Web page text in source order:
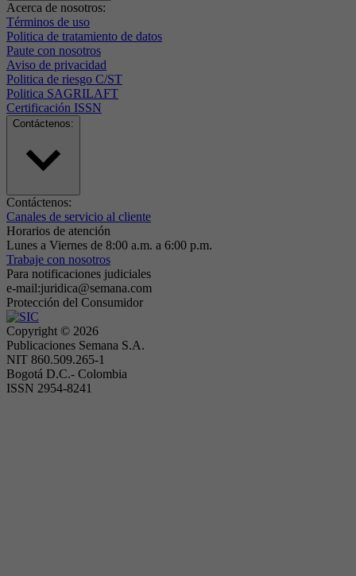
Acerca de nosotros:
Términos de uso
Politica de tratamiento de datos
Paute con nosotros
Aviso de privacidad
Politica de riesgo C/ST
Politica SAGRILAFT
Certificación ISSN
Contáctenos:
Contáctenos:
Canales de servicio al cliente
Horarios de atención
Lunes a Viernes de 8:00 a.m. a 6:00 p.m.
Trabaje con nosotros
Para notificaciones judiciales
e-mail:juridica@semana.com
Protección del Consumidor
Copyright © 2026
Publicaciones Semana S.A.
NIT 860.509.265-1
Bogotá D.C.- Colombia
ISSN 2954-8241